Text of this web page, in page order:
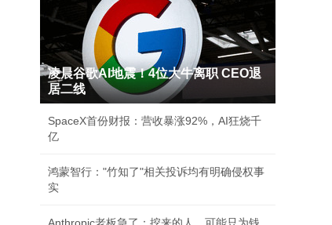
凌晨谷歌AI地震！4位大牛离职 CEO退
居二线
SpaceX首份财报：营收暴涨92%，AI狂烧千
亿
鸿蒙智行："竹知了"相关投诉均有明确侵权事
实